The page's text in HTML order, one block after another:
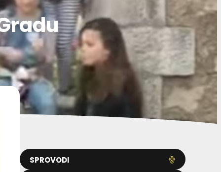
SPROVODI